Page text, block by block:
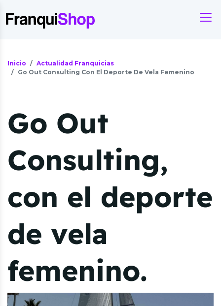
Inicio
Actualidad Franquicias
Go Out Consulting Con El Deporte De Vela Femenino
Go Out
Consulting,
con el deporte
de vela
femenino.